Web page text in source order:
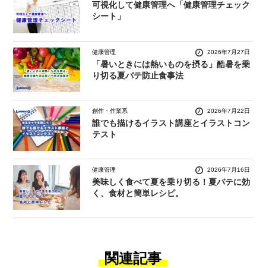
可視化して健康管理へ「健康管理チェック
シート」
健康管理 2026年7月27日
「暑いときには熱いものを摂る」酷暑を乗
り切る夏バテ防止食事法
創作・作業系 2026年7月22日
誰でも描けるイラスト講座とイラストコン
テスト
健康管理 2026年7月16日
美味しく食べて夏を乗り切る！夏バテに効
く、食材と簡単レシピ。
関連記事